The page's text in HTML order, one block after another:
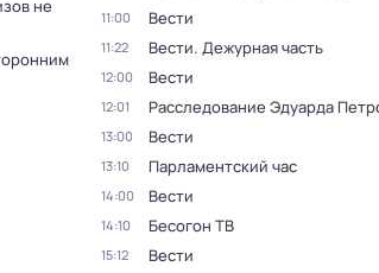
не
11:00 Вести
11:22 Вести. Дежурная часть
12:00 Вести
12:01 Расследование Эдуарда
13:00 Вести
13:10 Парламентский час
14:00 Вести
14:10 Бесогон ТВ
15:12 Вести